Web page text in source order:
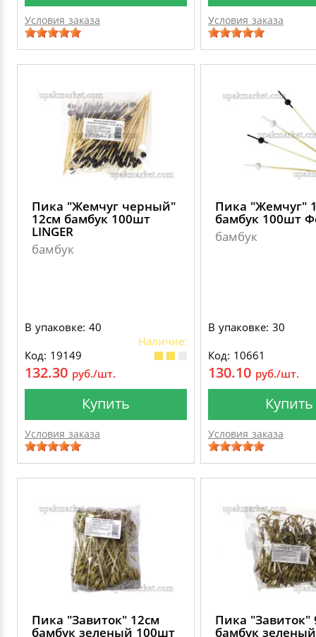
Условия заказа Условия заказа
Пика "Жемчуг черный"
12см бамбук 100шт
LINGER
бамбук
В упаковке: 40
Наличие:
Код: 19149
132.30 руб./шт.
Купить
Условия заказа
Пика "Жемчуг"
бамбук 100шт
бамбук
В упаковке: 30
Код: 10661
130.10 руб./шт.
Купить
Условия заказа
Пика "Завиток" 12см
бамбук зеленый 100шт
Пика "Завиток"
бамбук зеленый